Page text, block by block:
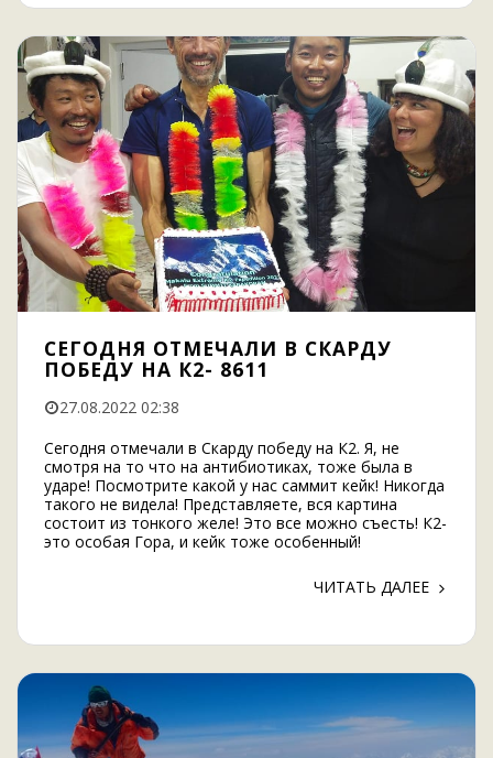
СЕГОДНЯ ОТМЕЧАЛИ В СКАРДУ
ПОБЕДУ НА К2- 8611
27.08.2022 02:38
Сегодня отмечали в Скарду победу на К2. Я, не
смотря на то что на антибиотиках, тоже была в
ударе! Посмотрите какой у нас саммит кейк! Никогда
такого не видела! Представляете, вся картина
состоит из тонкого желе! Это все можно съесть! К2-
это особая Гора, и кейк тоже особенный!
ЧИТАТЬ ДАЛЕЕ